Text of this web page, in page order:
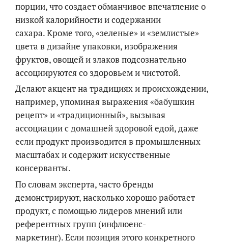
порции, что создает обманчивое впечатление о
низкой калорийности и содержании
сахара. Кроме того, «зеленые» и «землистые»
цвета в дизайне упаковки, изображения
фруктов, овощей и злаков подсознательно
ассоциируются со здоровьем и чистотой.
Делают акцент на традициях и происхождении,
например, упоминая выражения «бабушкин
рецепт» и «традиционный», вызывая
ассоциации с домашней здоровой едой, даже
если продукт производится в промышленных
масштабах и содержит искусственные
консерванты.
По словам эксперта, часто бренды
демонстрируют, насколько хорошо работает
продукт, с помощью лидеров мнений или
референтных групп (инфлюенс-
маркетинг). Если позиция этого конкретного